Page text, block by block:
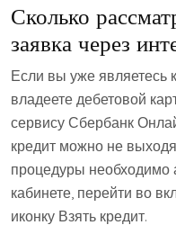
Сколько
заявка через
Если вы уже являетесь
владеете дебетовой
сервису Сбербанк
кредит можно не
процедуры необходимо
кабинете, перейти во
иконку Взять кредит.